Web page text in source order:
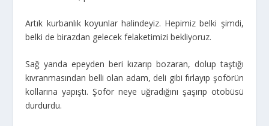
Artık kurbanlık koyunlar halindeyiz. Hepimiz belki şimdi,
belki de birazdan gelecek felaketimizi bekliyoruz.
Sağ yanda epeyden beri kızarıp bozaran, dolup taştığı
kıvranmasından belli olan adam, deli gibi fırlayıp şoförün
kollarına yapıştı. Şoför neye uğradığını şaşırıp otobüsü
durdurdu.